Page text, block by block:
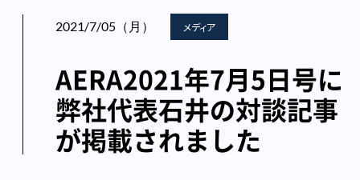
2021/7/05（月） メディア
AERA2021年7月5日号に
弊社代表石井の対談記事
が掲載されました